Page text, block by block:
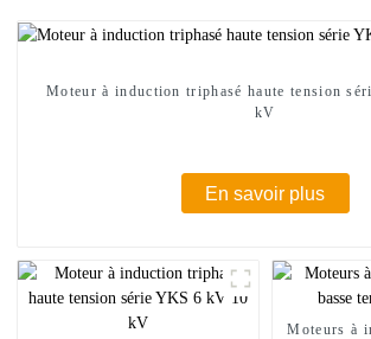
Moteur à induction triphasé haute tension
kV
En savoir plus
Moteurs à